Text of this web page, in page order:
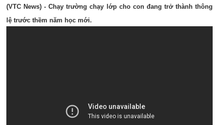
(VTC News) - Chạy trường chạy lớp cho con đang trở thành thông
lệ trước thềm năm học mới.